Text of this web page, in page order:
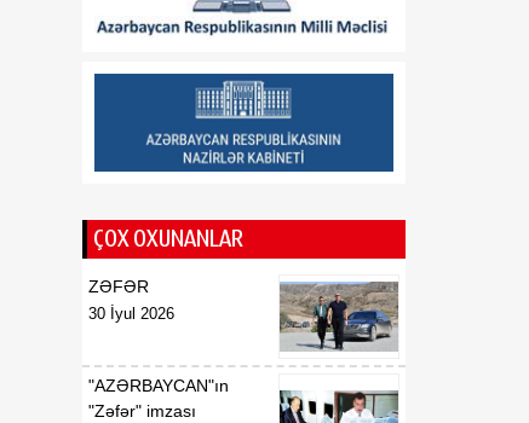
rəqəmsal təhlükəsizliyinin
qorunması dövlət
siyasətinin mühüm
istiqamətlərindən biridir
06 Avqust
904 milyon dollar vəsait
cəlb edəcək
ÇOX OXUNANLAR
ZƏFƏR
30 İyul 2026
"AZƏRBAYCAN"ın
"Zəfər" imzası